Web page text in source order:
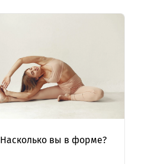
Насколько вы в форме?